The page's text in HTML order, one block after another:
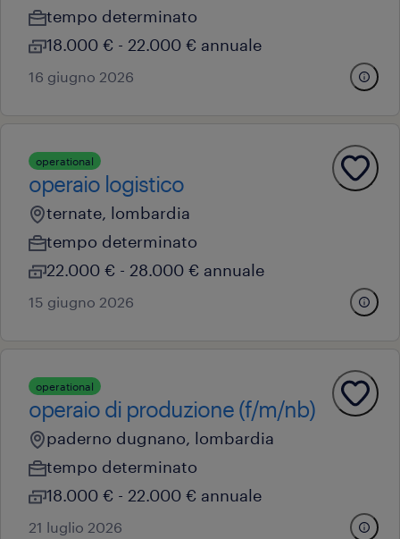
tempo determinato
18.000 € - 22.000 € annuale
16 giugno 2026
operational
operaio logistico
ternate, lombardia
tempo determinato
22.000 € - 28.000 € annuale
15 giugno 2026
operational
operaio di produzione (f/m/nb)
paderno dugnano, lombardia
tempo determinato
18.000 € - 22.000 € annuale
21 luglio 2026